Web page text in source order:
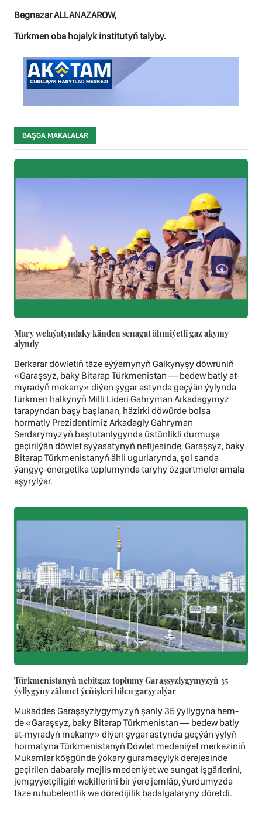
Begnazar ALLANAZAROW,
Türkmen oba hojalyk institutyň talyby.
BAŞGA MAKALALAR
Mary welaýatyndaky känden senagat ähmiýetli gaz akymy
alyndy
Berkarar döwletiň täze eýýamynyň Galkynyşy döwrüniň
«Garaşsyz, baky Bitarap Türkmenistan — bedew batly at-
myradyň mekany» diýen şygar astynda geçýän ýylynda
türkmen halkynyň Milli Lideri Gahryman Arkadagymyz
tarapyndan başy başlanan, häzirki döwürde bolsa
hormatly Prezidentimiz Arkadagly Gahryman
Serdarymyzyň baştutanlygynda üstünlikli durmuşa
geçirilýän döwlet syýasatynyň netijesinde, Garaşsyz, baky
Bitarap Türkmenistanyň ähli ugurlarynda, şol sanda
ýangyç-energetika toplumynda taryhy özgertmeler amala
aşyrylýar.
Türkmenistanyň nebitgaz toplumy Garaşsyzlygymyzyň 35
ýyllygyny zähmet ýeňişleri bilen garşy alýar
Mukaddes Garaşsyzlygymyzyň şanly 35 ýyllygyna hem-
de «Garaşsyz, baky Bitarap Türkmenistan — bedew batly
at-myradyň mekany» diýen şygar astynda geçýän ýylyň
hormatyna Türkmenistanyň Döwlet medeniýet merkeziniň
Mukamlar köşgünde ýokary guramaçylyk derejesinde
geçirilen dabaraly mejlis medeniýet we sungat işgärlerini,
jemgyýetçiligiň wekillerini bir ýere jemläp, ýurdumyzda
täze ruhubelentlik we döredijilik badalgalaryny döretdi.